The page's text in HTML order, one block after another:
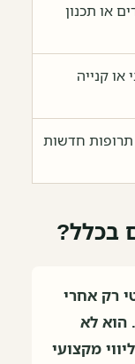
או תכנון
או קנייה
תרופות חדשות
בכלל?
רק אחרי
הוא לא
מקצועי